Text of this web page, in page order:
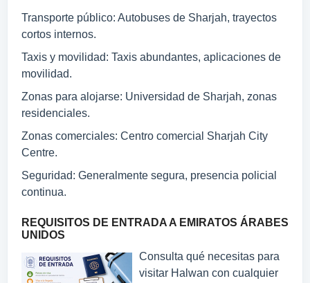
Transporte público: Autobuses de Sharjah, trayectos
cortos internos.
Taxis y movilidad: Taxis abundantes, aplicaciones de
movilidad.
Zonas para alojarse: Universidad de Sharjah, zonas
residenciales.
Zonas comerciales: Centro comercial Sharjah City
Centre.
Seguridad: Generalmente segura, presencia policial
continua.
REQUISITOS DE ENTRADA A EMIRATOS ÁRABES
UNIDOS
Consulta qué necesitas para
visitar Halwan con cualquier